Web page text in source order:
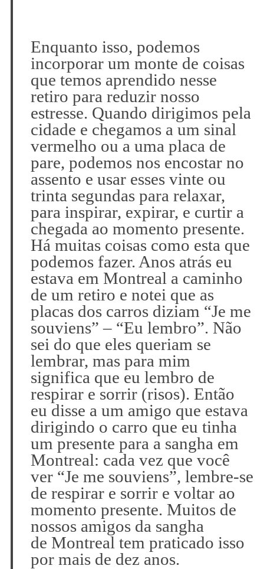
Enquanto isso, podemos
incorporar um monte de coisas
que temos aprendido nesse
retiro para reduzir nosso
estresse. Quando dirigimos pela
cidade e chegamos a um sinal
vermelho ou a uma placa de
pare, podemos nos encostar no
assento e usar esses vinte ou
trinta segundas para relaxar,
para inspirar, expirar, e curtir a
chegada ao momento presente.
Há muitas coisas como esta que
podemos fazer. Anos atrás eu
estava em Montreal a caminho
de um retiro e notei que as
placas dos carros diziam “Je me
souviens” – “Eu lembro”. Não
sei do que eles queriam se
lembrar, mas para mim
significa que eu lembro de
respirar e sorrir (risos). Então
eu disse a um amigo que estava
dirigindo o carro que eu tinha
um presente para a sangha em
Montreal: cada vez que você
ver “Je me souviens”, lembre-se
de respirar e sorrir e voltar ao
momento presente. Muitos de
nossos amigos da sangha
de Montreal tem praticado isso
por mais de dez anos.